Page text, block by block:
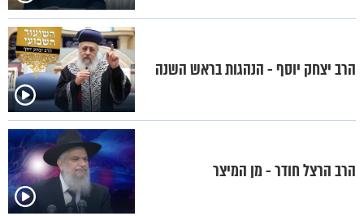
הרב יצחק יוסף - הנהגות בראש השנה
הרב הרצל חודר - מן המיצר